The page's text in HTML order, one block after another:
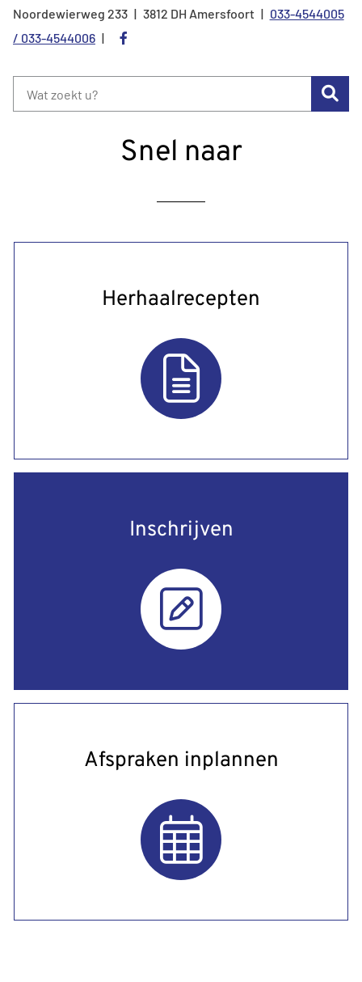
Noordewierweg 233 3812 DH Amersfoort Tel:
033-4544005
/ 033-4544006
Bezoek
pagina
Snel naar
Herhaalrecepten
Inschrijven
Afspraken inplannen